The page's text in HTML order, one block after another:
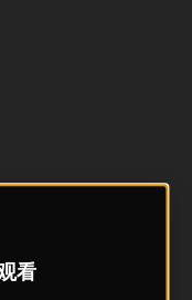
看